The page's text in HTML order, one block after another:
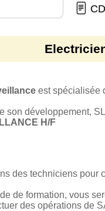
est spécialisée
son développement,
H/F
des techniciens pour
de formation, vous
des opérations de